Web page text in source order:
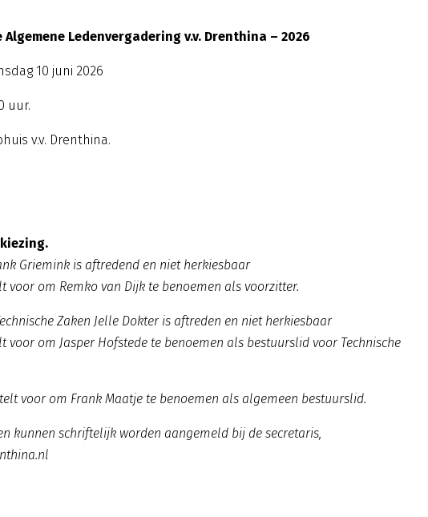
Ledenvergadering v.v. Drenthina – 2026
10 juni 2026
uur.
v.v. Drenthina.
Griemink is aftredend en niet herkiesbaar
voor om Remko van Dijk te benoemen als voorzitter.
Zaken Jelle Dokter is aftreden en niet herkiesbaar
voor om Jasper Hofstede te benoemen als bestuurslid voor Technische
voor om Frank Maatje te benoemen als algemeen bestuurslid.
kunnen schriftelijk worden aangemeld bij de secretaris,